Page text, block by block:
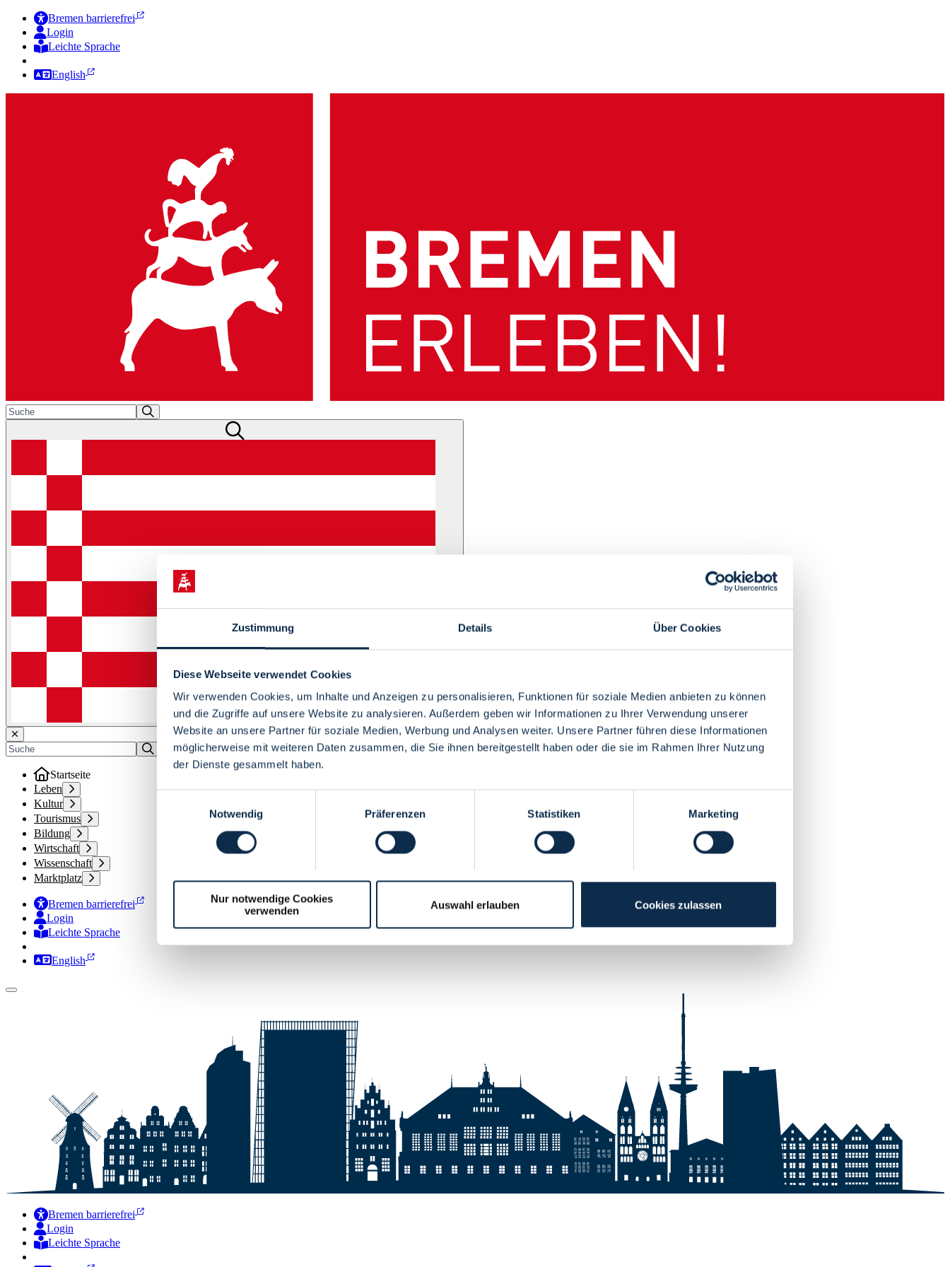
Zustimmung Details Über Cookies
Diese Webseite verwendet Cookies
Wir verwenden Cookies, um Inhalte und Anzeigen zu personalisieren, Funktionen für soziale Medien anbieten zu können
und die Zugriffe auf unsere Website zu analysieren. Außerdem geben wir Informationen zu Ihrer Verwendung unserer
Website an unsere Partner für soziale Medien, Werbung und Analysen weiter. Unsere Partner führen diese Informationen
möglicherweise mit weiteren Daten zusammen, die Sie ihnen bereitgestellt haben oder die sie im Rahmen Ihrer Nutzung
der Dienste gesammelt haben.
Notwendig
Präferenzen Statistiken Marketing
Nur notwendige Cookies
verwenden
Auswahl erlauben Cookies zulassen
Bremen barrierefrei
Login
Leichte Sprache
English
Menü
Startseite
Leben
Kultur
Tourismus
Bildung
Wirtschaft
Wissenschaft
Marktplatz
Bremen barrierefrei
Login
Leichte Sprache
Zur Deutschen Gebärdensprache
English
Bremen barrierefrei
Login
Leichte Sprache